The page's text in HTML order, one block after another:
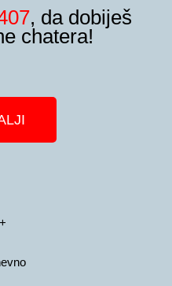
, da dobiješ
chatera!